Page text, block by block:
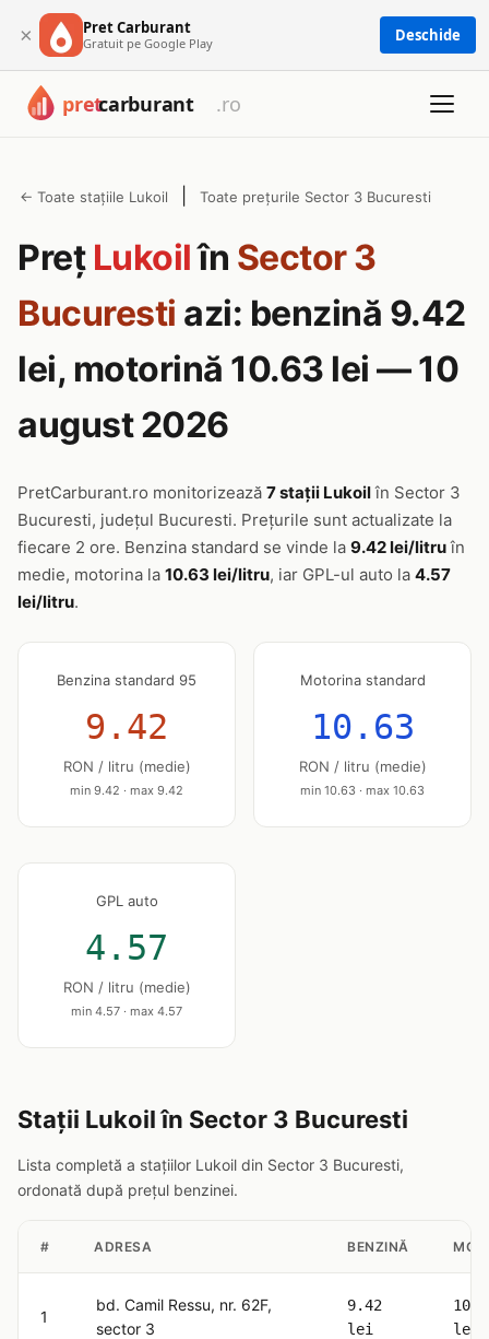
× Pret Carburant
Gratuit pe Google Play Deschide
← Toate stațiile Lukoil Toate prețurile Sector 3 Bucuresti
Preț Lukoilîn Sector 3
Bucuresti azi: benzină 9.42
lei, motorină 10.63 lei — 10
august 2026
PretCarburant.ro monitorizează 7 stații Lukoilîn Sector 3
Bucuresti, județul Bucuresti. Prețurile sunt actualizate la
fiecare 2 ore. Benzina standard se vinde la 9.42 lei/litruîn
medie, motorina la 10.63 lei/litru, iar GPL-ul auto la 4.57
lei/litru.
Benzina standard 95
9.42
RON / litru (medie)
min 9.42 · max 9.42
Motorina standard
10.63
RON / litru (medie)
min 10.63 · max 10.63
GPL auto
4.57
RON / litru (medie)
min 4.57 · max 4.57
Stații Lukoil în Sector 3 Bucuresti
Lista completă a stațiilor Lukoil din Sector 3 Bucuresti,
ordonată după prețul benzinei.
# ADRESA BENZINĂ
1
bd. Camil Ressu, nr. 62F,
sector 3
9.42
lei
lei